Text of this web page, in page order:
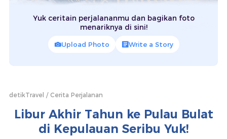
Yuk ceritain perjalananmu dan bagikan foto
menariknya di sini!
Upload Photo Write a Story
detikTravel Cerita Perjalanan
Libur Akhir Tahun ke Pulau Bulat
di Kepulauan Seribu Yuk!